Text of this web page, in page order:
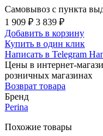
Самовывоз с пункта
1 909 ₽ 3 839 ₽
Добавить в корзину
Купить в один клик
Написать в Telegram
Цены в интернет-
розничных магазинах
Возврат товара
Бренд
Perina
Похожие товары